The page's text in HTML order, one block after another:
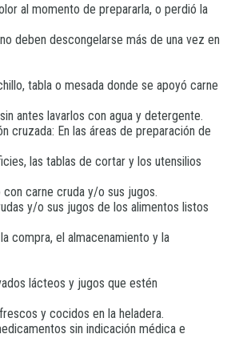
al momento de prepararla, o perdió la
deben descongelarse más de una vez en
tabla o mesada donde se apoyó carne
antes lavarlos con agua y detergente.
cruzada: En las áreas de preparación de
las tablas de cortar y los utensilios
carne cruda y/o sus jugos.
y/o sus jugos de los alimentos listos
compra, el almacenamiento y la
lácteos y jugos que estén
y cocidos en la heladera.
sin indicación médica e